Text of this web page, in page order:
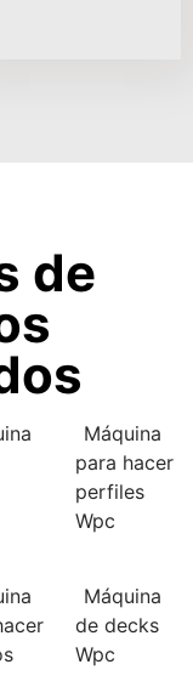
de
Máquina
para hacer
perfiles
Wpc
Máquina
de decks
Wpc